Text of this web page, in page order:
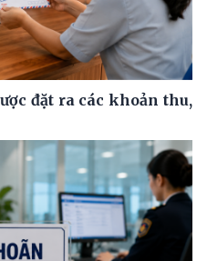
đặt ra các khoản thu,